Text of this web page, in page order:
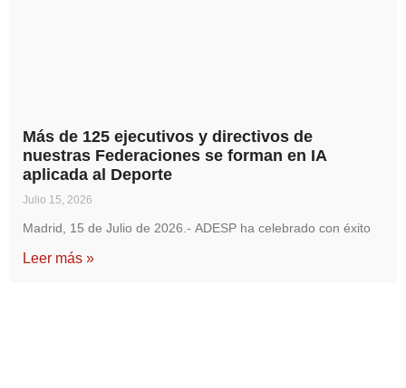
Más de 125 ejecutivos y directivos de
nuestras Federaciones se forman en IA
aplicada al Deporte
Julio 15, 2026
Madrid, 15 de Julio de 2026.- ADESP ha celebrado con éxito
Leer más »